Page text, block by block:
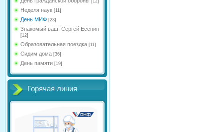
Неделя наук [11]
День МИФ [23]
Знакомый ваш, Сергей Есенин
[12]
Образовательная поездка [11]
Сидим дома [36]
День памяти [19]
Горячая линия